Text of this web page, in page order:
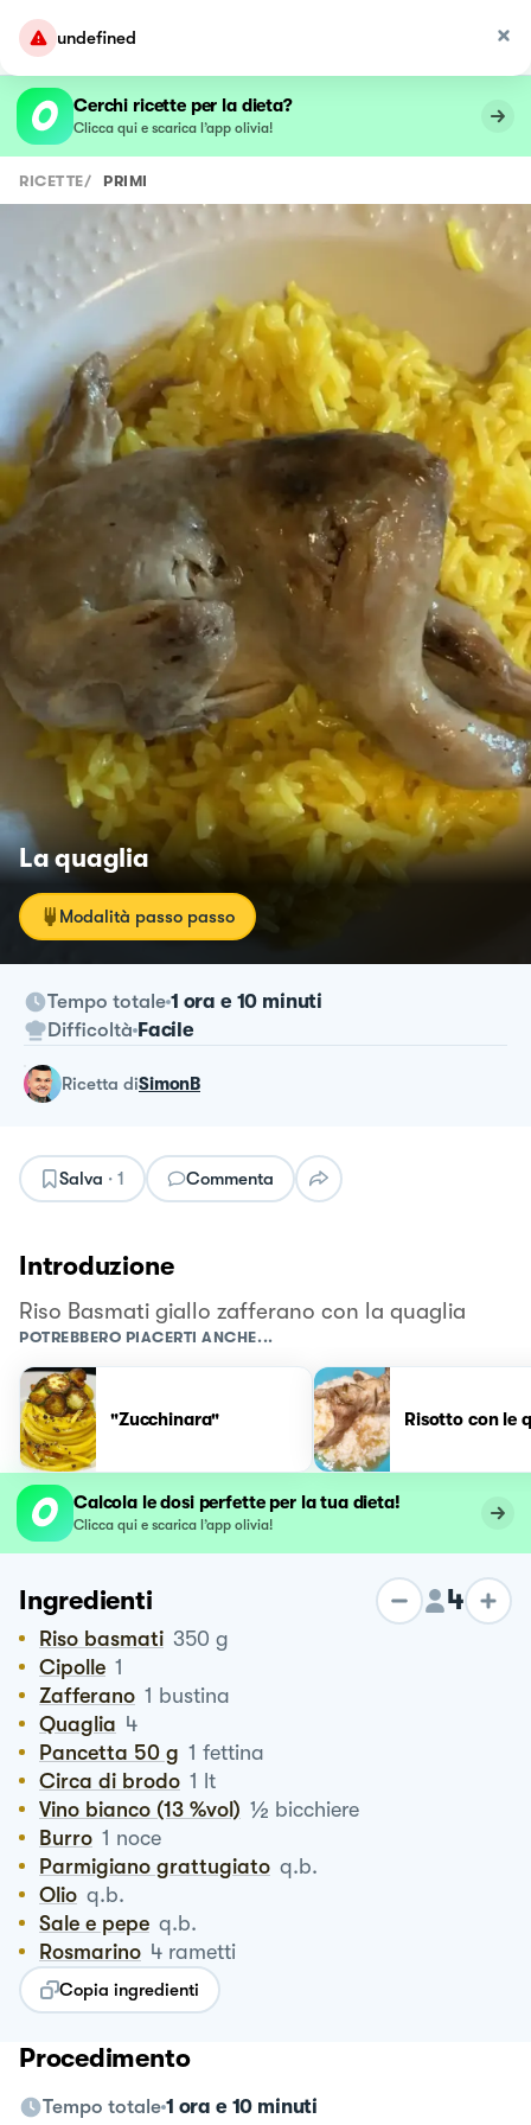
undefined
Cerchi ricette per la dieta?
Clicca qui e scarica l’app olivia!
RICETTE/ PRIMI
La quaglia
Modalità passo passo
Tempo totale 1 ora e 10 minuti
Difficoltà Facile
ricetta diSimonB
Salva · 1 Commenta
Introduzione
Riso Basmati giallo zafferano con la quaglia
POTREBBERO PIACERTI ANCHE...
"Zucchinara" Risotto con le
Calcola le dosi perfette per la tua dieta!
Clicca qui e scarica l’app olivia!
Ingredienti 4
Riso basmati 350 g
Cipolle 1
Zafferano 1 bustina
Quaglia 4
Pancetta 50 g 1 fettina
Circa di brodo 1 lt
Vino bianco (13 %vol) ½ bicchiere
Burro 1 noce
Parmigiano grattugiato q.b.
Olio q.b.
Sale e pepe q.b.
Rosmarino 4 rametti
Copia ingredienti
Procedimento
Tempo totale 1 ora e 10 minuti